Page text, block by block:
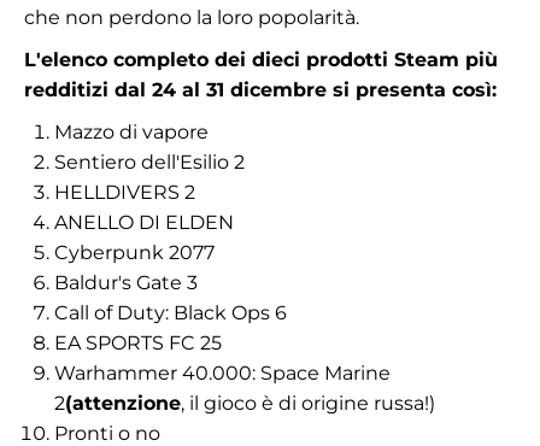
che non perdono la loro popolarità.
L'elenco completo dei dieci prodotti Steam più
redditizi dal 24 al 31 dicembre si presenta così:
Mazzo di vapore
Sentiero dell'Esilio 2
HELLDIVERS 2
ANELLO DI ELDEN
Cyberpunk 2077
Baldur's Gate 3
Call of Duty: Black Ops 6
EA SPORTS FC 25
Warhammer 40.000: Space Marine
2(attenzione, il gioco è di origine russa!)
Pronti o no